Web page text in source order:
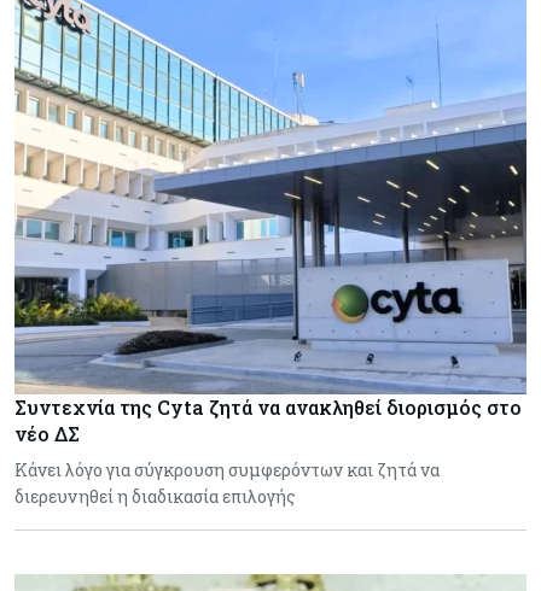
Συντεχνία της Cyta ζητά να ανακληθεί διορισμός στο
νέο ΔΣ
Κάνει λόγο για σύγκρουση συμφερόντων και ζητά να
διερευνηθεί η διαδικασία επιλογής